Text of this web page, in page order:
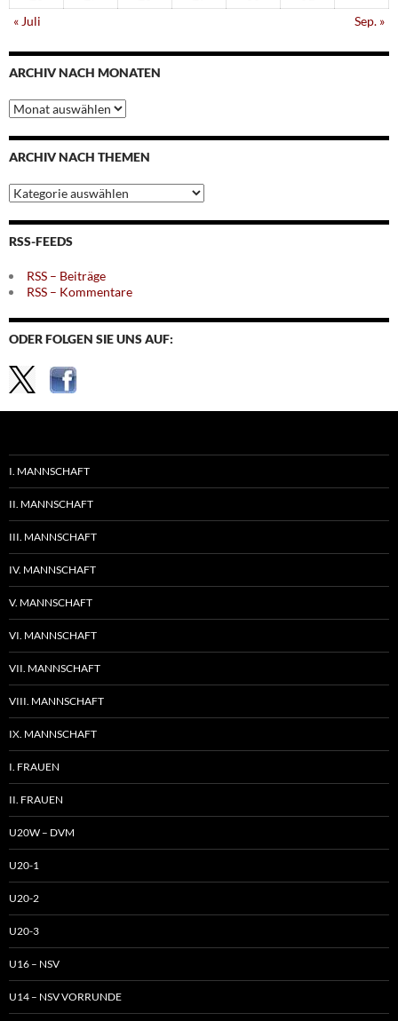
« Juli
Sep. »
ARCHIV NACH MONATEN
Archiv
nach
Monaten
ARCHIV NACH THEMEN
Archiv
nach
Themen
RSS-FEEDS
RSS – Beiträge
RSS – Kommentare
ODER FOLGEN SIE UNS AUF:
I. MANNSCHAFT
II. MANNSCHAFT
III. MANNSCHAFT
IV. MANNSCHAFT
V. MANNSCHAFT
VI. MANNSCHAFT
VII. MANNSCHAFT
VIII. MANNSCHAFT
IX. MANNSCHAFT
I. FRAUEN
II. FRAUEN
U20W – DVM
U20-1
U20-2
U20-3
U16 – NSV
U14 – NSV VORRUNDE